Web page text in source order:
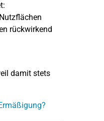
rückwirkend
damit stets